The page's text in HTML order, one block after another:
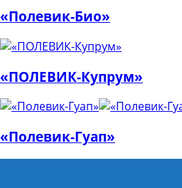
«Полевик-Био»
«ПОЛЕВИК-Купрум»
«Полевик-Гуап»